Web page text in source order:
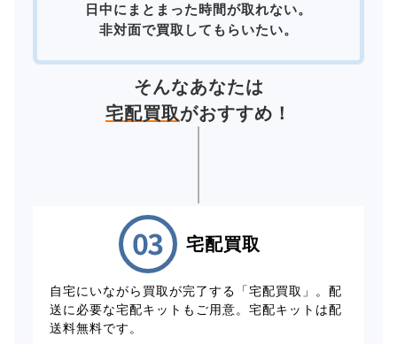
日中にまとまった時間が取れない。
非対面で買取してもらいたい。
そんなあなたは
宅配買取がおすすめ！
宅配買取
自宅にいながら買取が完了する「宅配買取」。配
送に必要な宅配キットもご用意。宅配キットは配
送料無料です。